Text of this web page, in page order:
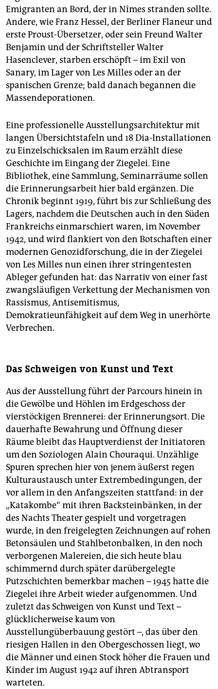
Emigranten an Bord, der in Nîmes stranden sollte.
Andere, wie Franz Hessel, der Berliner Flaneur und
erste Proust-Übersetzer, oder sein Freund Walter
Benjamin und der Schriftsteller Walter
Hasenclever, starben erschöpft – im Exil von
Sanary, im Lager von Les Milles oder an der
spanischen Grenze; bald danach begannen die
Massendeporationen.
Eine professionelle Ausstellungsarchitektur mit
langen Übersichtstafeln und 18 Dia-Installationen
zu Einzelschicksalen im Raum erzählt diese
Geschichte im Eingang der Ziegelei. Eine
Bibliothek, eine Sammlung, Seminarräume sollen
die Erinnerungsarbeit hier bald ergänzen. Die
Chronik beginnt 1919, führt bis zur Schließung des
Lagers, nachdem die Deutschen auch in den Süden
Frankreichs einmarschiert waren, im November
1942, und wird flankiert von den Botschaften einer
modernen Genozidforschung, die in der Ziegelei
von Les Milles nun einen ihrer stringentesten
Ableger gefunden hat: das Narrativ von einer fast
zwangsläufigen Verkettung der Mechanismen von
Rassismus, Antisemitismus,
Demokratieunfähigkeit auf dem Weg in unerhörte
Verbrechen.
Das Schweigen von Kunst und Text
Aus der Ausstellung führt der Parcours hinein in
die Gewölbe und Höhlen im Erdgeschoss der
vierstöckigen Brennerei: der Erinnerungsort. Die
dauerhafte Bewahrung und Öffnung dieser
Räume bleibt das Hauptverdienst der Initiatoren
um den Soziologen Alain Chouraqui. Unzählige
Spuren sprechen hier von jenem äußerst regen
Kulturaustausch unter Extrembedingungen, der
vor allem in den Anfangszeiten stattfand: in der
„Katakombe“ mit ihren Backsteinbänken, in der
des Nachts Theater gespielt und vorgetragen
wurde, in den freigelegten Zeichnungen auf rohen
Betonsäulen und Stahlbetonbalken, in den noch
verborgenen Malereien, die sich heute blau
schimmernd durch später darübergelegte
Putzschichten bemerkbar machen – 1945 hatte die
Ziegelei ihre Arbeit wieder aufgenommen. Und
zuletzt das Schweigen von Kunst und Text –
glücklicherweise kaum von
Ausstellungüberbauung gestört –, das über den
riesigen Hallen in den Obergeschossen liegt, wo
die Männer und einen Stock höher die Frauen und
Kinder im August 1942 auf ihren Abtransport
warteten.